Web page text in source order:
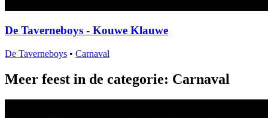
De Taverneboys - Kouwe Klauwe
De Taverneboys • Carnaval
Meer feest in de categorie: Carnaval